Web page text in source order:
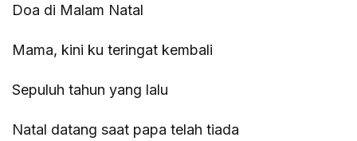
Doa di Malam Natal
Mama, kini ku teringat kembali
Sepuluh tahun yang lalu
Natal datang saat papa telah tiada